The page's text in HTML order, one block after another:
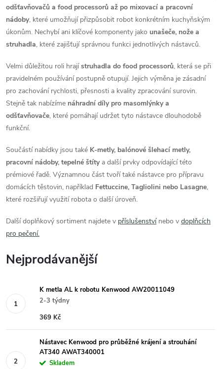
odšťavňovačů a food processorů až po mixovací a pracovní
nádoby, které umožňují přizpůsobit robot konkrétním kuchyňským
úkonům. Nechybí ani klíčové komponenty jako unašeče, nože a
struhadla, které zajišťují správnou funkci jednotlivých nástavců.
Velmi důležitou roli hrajístruhadla do food processorů, která se při
pravidelném používání postupně otupují. Jejich výměna je zásadní
pro zachování rychlosti, přesnosti a kvality zpracování surovin.
Stejně tak nabízíme náhradní díly pro masomlýnky a
odšťavňovače, které pomáhají udržet tyto nástavce dlouhodobě
funkční.
Součástí nabídky jsou také K-metly, balónové šlehací metly,
pracovní nádoby, tepelné štítya další prvky odpovídající této
prémiové řadě. Významnou část tvoří také nástavce pro přípravu
domácích těstovin, například Fettuccine, Tagliolini nebo Lasagne,
které rozšiřují využití robota o další úroveň.
Další doplňkový sortiment najdete v příslušenstvínebo v doplňcích
pro pečení.
Nejprodávanější
K metla AL k robotu Kenwood AW20011049
2-3 týdny
369 Kč
Nástavec Kenwood pro průběžné krájení a strouhání
AT340 AWAT340001
Skladem